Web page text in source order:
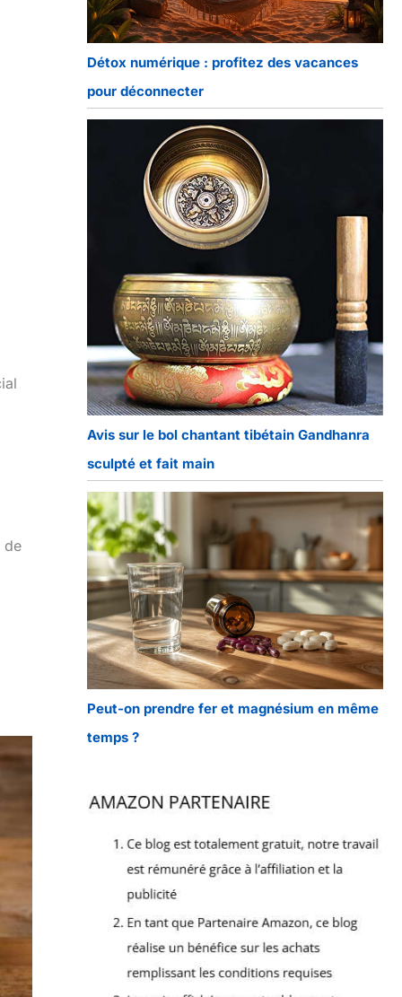
de
Détox numérique : profitez des vacances
pour déconnecter
Avis sur le bol chantant tibétain Gandhanra
sculpté et fait main
Peut-on prendre fer et magnésium en même
temps ?